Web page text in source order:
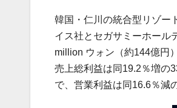
韓国・仁川の統合型リゾー
イス社とセガサミーホール
million ウォン（約144億円
売上総利益は同19.2％増の
で、営業利益は同16.6％減